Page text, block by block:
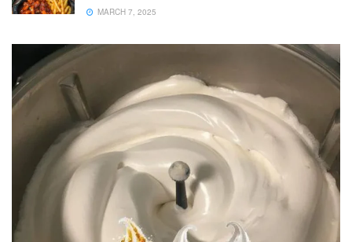
MARCH 7, 2025